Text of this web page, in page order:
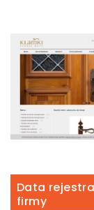
Data
firmy